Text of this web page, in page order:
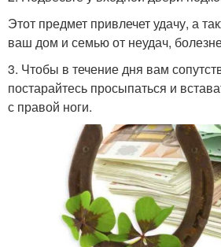
Этот предмет привлечет удачу, а
ваш дом и семью от неудач,
3. Чтобы в течение дня вам
постарайтесь просыпаться и
с правой ноги.